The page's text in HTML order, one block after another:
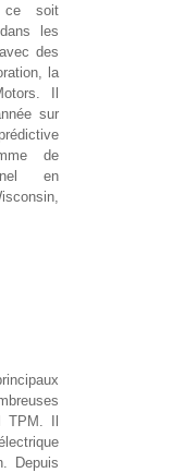
ce soit
les
des
la
Il
sur
de
en
TPM. Il
Depuis